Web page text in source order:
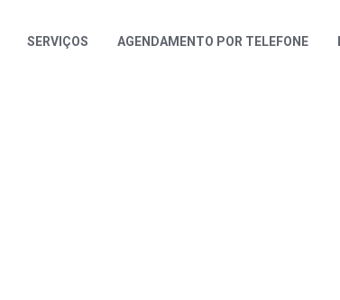
SERVIÇOS AGENDAMENTO POR TELEFONE